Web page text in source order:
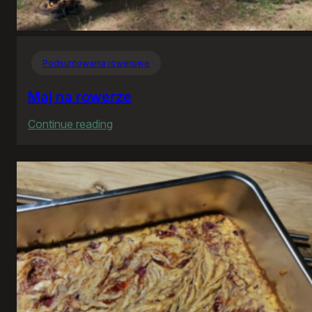
Podsumowania rowerowe
Maj na rowerze
Continue reading
na
rowerze